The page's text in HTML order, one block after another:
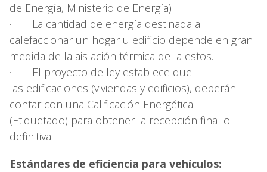
de Energía, Ministerio de Energía)
· La cantidad de energía destinada a
calefaccionar un hogar u edificio depende en gran
medida de la aislación térmica de la estos.
· El proyecto de ley establece que
las edificaciones (viviendas y edificios), deberán
contar con una Calificación Energética
(Etiquetado) para obtener la recepción final o
definitiva.
Estándares de eficiencia para vehículos: